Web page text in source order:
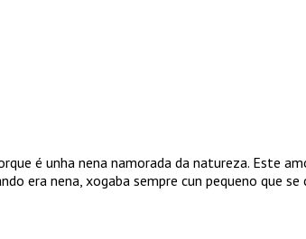
é unha nena namorada da natureza. Este
era nena, xogaba sempre cun pequeno que